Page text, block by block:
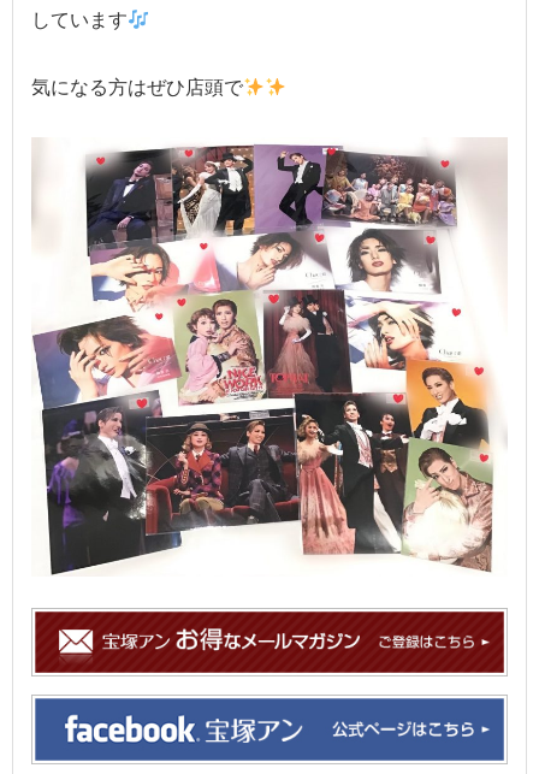
しています
気になる方はぜひ店頭で